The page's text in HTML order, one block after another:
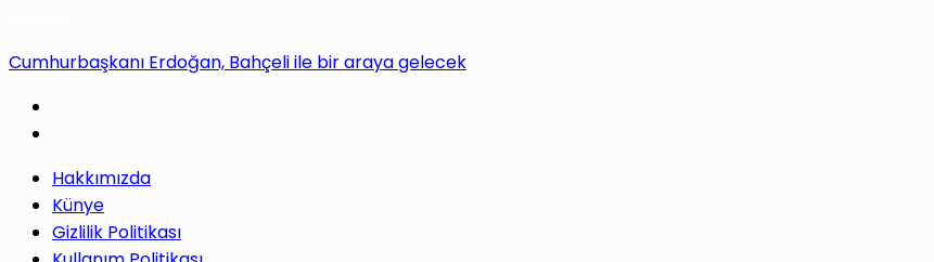
Cumhurbaşkanı Erdoğan, Bahçeli ile bir araya gelecek
Hakkımızda
Künye
Gizlilik Politikası